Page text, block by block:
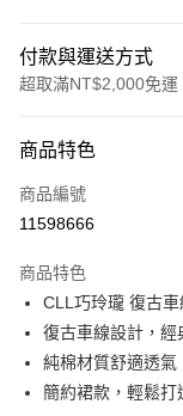
付款與運送方式
超取滿NT$2,000免運
信用卡一次付款
信用卡分期付款
合作金庫商業銀行
華南商業銀行
上海商業儲蓄銀行
國泰世華商業銀行
臺灣中小企業銀行
超商取貨付款
LINE Pay
Apple Pay
商品特色
商品編號
11598666
商品特色
CLL巧玲瓏 復古
復古車線設計，經
純棉材質舒適透氣
簡約裙款，輕鬆打